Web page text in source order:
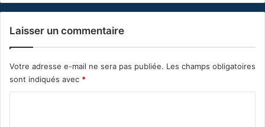
Laisser un commentaire
Votre adresse e-mail ne sera pas publiée. Les champs obligatoires
sont indiqués avec *